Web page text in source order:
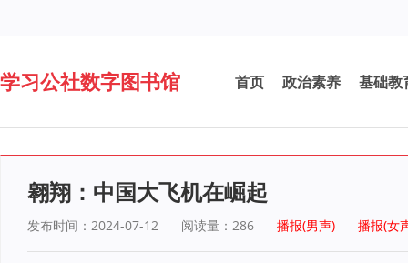
学习公社数字图书馆 首页 政治素养 基础教
翱翔：中国大飞机在崛起
发布时间：2024-07-12 阅读量： 286 播报(男声) 播报(女